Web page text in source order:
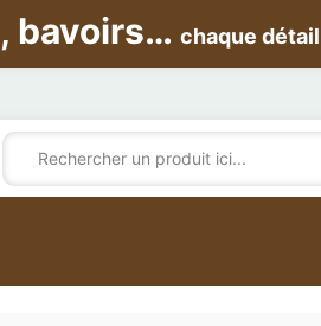
bavoirs… chaque